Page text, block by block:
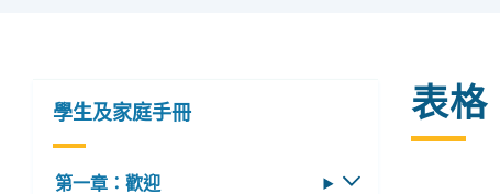
表格
學生及家庭手冊
第一章：歡迎
切